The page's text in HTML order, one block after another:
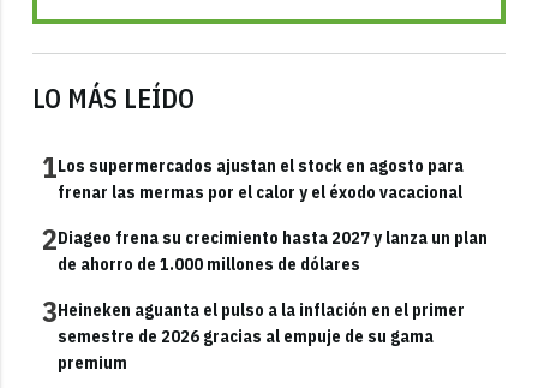
LO MÁS LEÍDO
1Los supermercados ajustan el stock en agosto para
frenar las mermas por el calor y el éxodo vacacional
2Diageo frena su crecimiento hasta 2027 y lanza un plan
de ahorro de 1.000 millones de dólares
3Heineken aguanta el pulso a la inflación en el primer
semestre de 2026 gracias al empuje de su gama
premium